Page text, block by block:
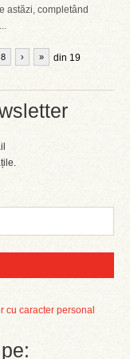
cu caracter personal
astăzi, completând
8 din 19
› »